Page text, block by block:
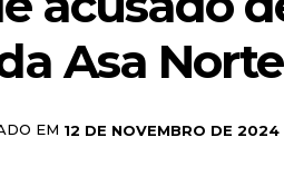
Asa Norte
EM 12 DE NOVEMBRO DE 2024